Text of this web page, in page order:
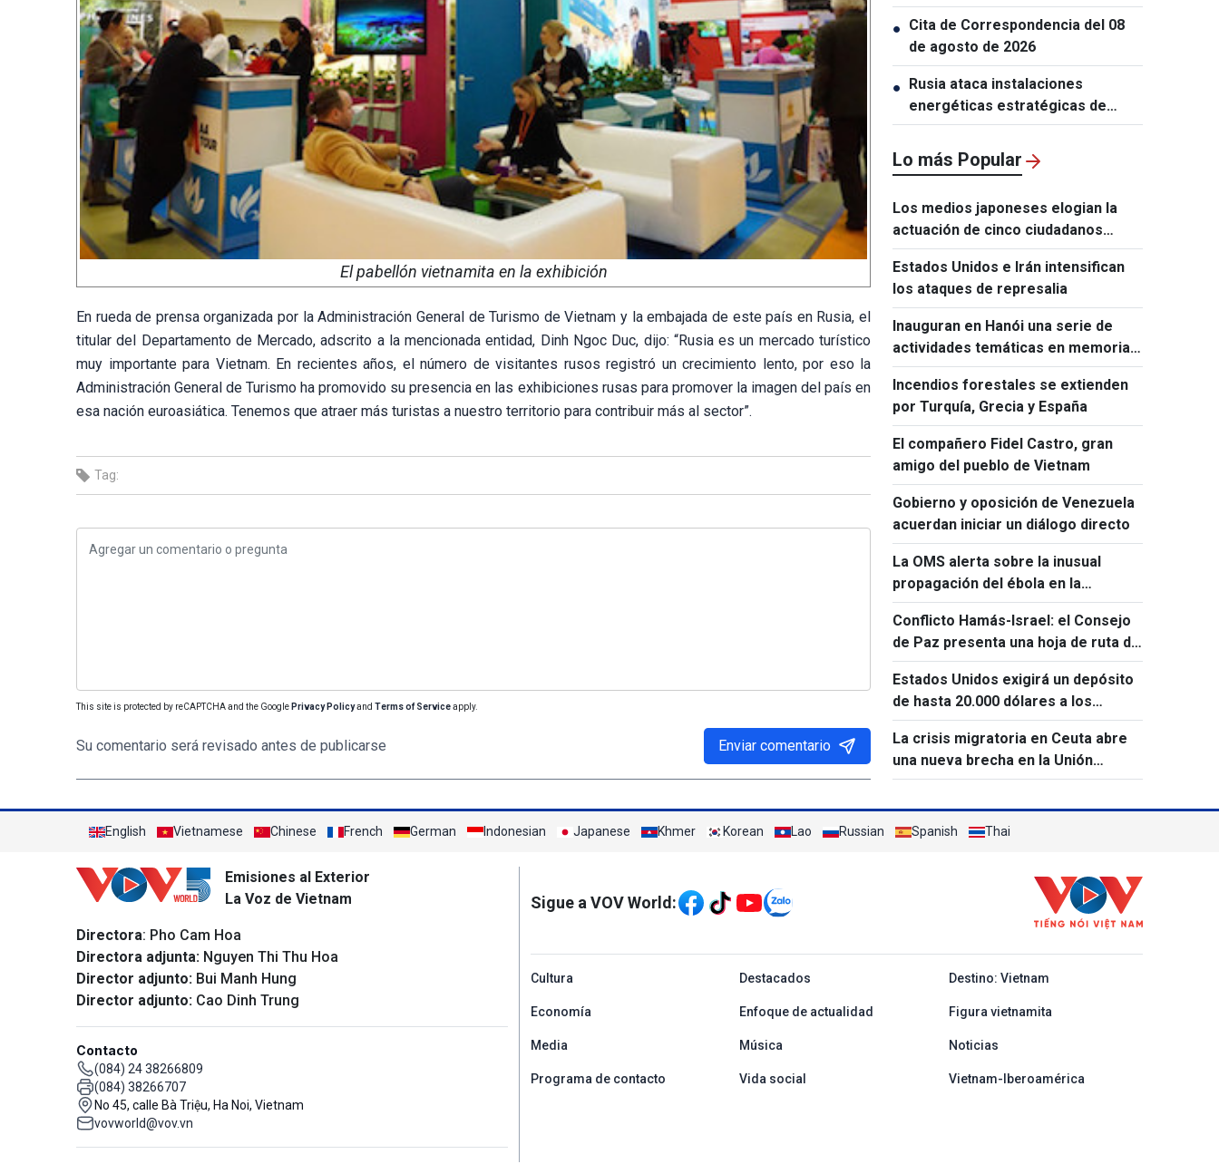
El pabellón vietnamita en la exhibición
En rueda de prensa organizada por la Administración General de Turismo de Vietnam y la embajada de este país en Rusia, el
titular del Departamento de Mercado, adscrito a la mencionada entidad, Dinh Ngoc Duc, dijo: “Rusia es un mercado turístico
muy importante para Vietnam. En recientes años, el número de visitantes rusos registró un crecimiento lento, por eso la
Administración General de Turismo ha promovido su presencia en las exhibiciones rusas para promover la imagen del país en
esa nación euroasiática. Tenemos que atraer más turistas a nuestro territorio para contribuir más al sector”.
Tag:
This site is protected by reCAPTCHA and the Google Privacy Policyand Terms of Serviceapply.
Su comentario será revisado antes de publicarse Enviar comentario
Proliferación de Armas de
Destrucción Masiva
● Cita de Correspondencia del 08
de agosto de 2026
● Rusia ataca instalaciones
energéticas estratégicas de
Ucrania
Lo más Popular
Los medios japoneses elogian la
actuación de cinco ciudadanos
vietnamitas tras el terremoto de
Kumamoto
Estados Unidos e Irán intensifican
los ataques de represalia
Inauguran en Hanói una serie de
actividades temáticas en memoria
de Ho Chi Minh y Fidel Castro
Incendios forestales se extienden
por Turquía, Grecia y España
El compañero Fidel Castro, gran
amigo del pueblo de Vietnam
Gobierno y oposición de Venezuela
acuerdan iniciar un diálogo directo
La OMS alerta sobre la inusual
propagación del ébola en la
República Democrática del Congo
Conflicto Hamás-Israel: el Consejo
de Paz presenta una hoja de ruta de
15 puntos
Estados Unidos exigirá un depósito
de hasta 20.000 dólares a los
solicitantes de visado de 50 países
La crisis migratoria en Ceuta abre
una nueva brecha en la Unión
Europea
English Vietnamese Chinese French German Indonesian Japanese Khmer Korean Lao Russian Spanish Thai
Emisiones al Exterior
La Voz de Vietnam
Directora: Pho Cam Hoa
Directora adjunta: Nguyen Thi Thu Hoa
Director adjunto: Bui Manh Hung
Director adjunto: Cao Dinh Trung
Contacto
(084) 24 38266809
(084) 38266707
No 45, calle Bà Triệu, Ha Noi, Vietnam
vovworld@vov.vn
Mạng xã hội
Sigue a VOV World:
menu footer tiếng Tây ban nha
Cultura Destacados Destino: Vietnam
Economía Enfoque de actualidad Figura vietnamita
Media Música Noticias
Programa de contacto Vida social Vietnam-Iberoamérica